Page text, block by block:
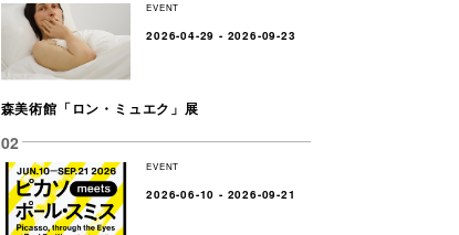
EVENT
2026-04-29 - 2026-09-23
森美術館「ロン・ミュエク」展
EVENT
2026-06-10 - 2026-09-21